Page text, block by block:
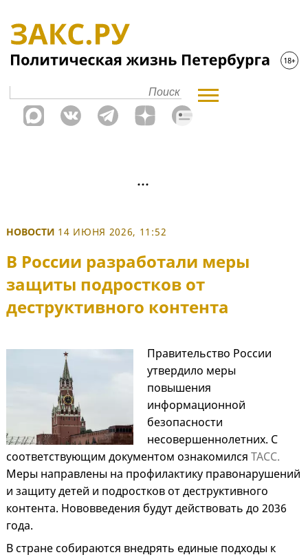
НОВОСТИ 14 ИЮНЯ 2026, 11:52
В России разработали меры
защиты подростков от
деструктивного контента
Правительство России
утвердило меры
повышения
информационной
безопасности
несовершеннолетних. С
соответствующим документом ознакомился ТАСС.
Меры направлены на профилактику правонарушений
и защиту детей и подростков от деструктивного
контента. Нововведения будут действовать до 2036
года.
В стране собираются внедрять единые подходы к